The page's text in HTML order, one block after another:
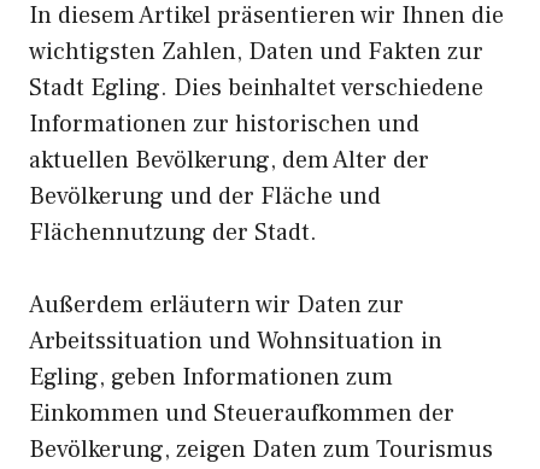
In diesem Artikel präsentieren wir Ihnen die
wichtigsten Zahlen, Daten und Fakten zur
Stadt Egling. Dies beinhaltet verschiedene
Informationen zur historischen und
aktuellen Bevölkerung, dem Alter der
Bevölkerung und der Fläche und
Flächennutzung der Stadt.
Außerdem erläutern wir Daten zur
Arbeitssituation und Wohnsituation in
Egling, geben Informationen zum
Einkommen und Steueraufkommen der
Bevölkerung, zeigen Daten zum Tourismus